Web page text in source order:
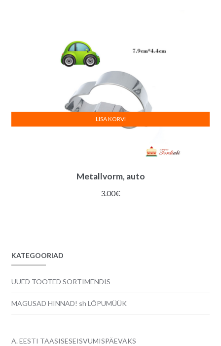
Metallvorm, auto
3.00€
LISA KORVI
KATEGOORIAD
UUED TOOTED SORTIMENDIS
MAGUSAD HINNAD! sh LÕPUMÜÜK
A. EESTI TAASISESEISVUMISPÄEVAKS